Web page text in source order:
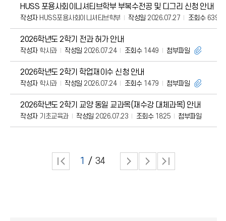
HUSS 포용사회이니셔티브학부 부복수전공 및 디그리 신청 안내
작성자HUSS포용사회이니셔티브학부 작성일 2026.07.27 조회수639
2026학년도 2학기 전과 허가 안내
작성자학사과 작성일 2026.07.24 조회수1449 첨부파일
2026학년도 2학기 학업재이수 신청 안내
작성자학사과 작성일 2026.07.24 조회수1479 첨부파일
2026학년도 2학기 교양 동일 교과목(재수강 대체과목) 안내
작성자기초교육과 작성일 2026.07.23 조회수1825 첨부파일
1 34